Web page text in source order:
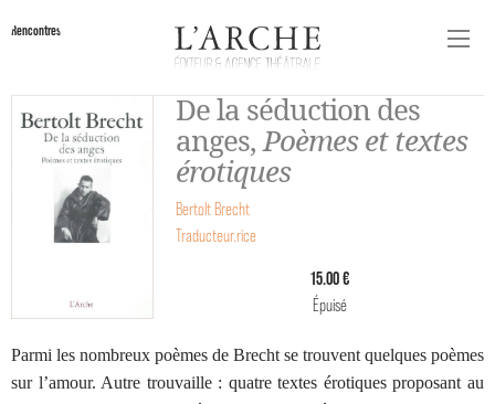
Rencontres
De la séduction des
anges,Poèmes et textes
érotiques
Bertolt Brecht
Traducteur.rice
15.00 €
Épuisé
Parmi les nombreux poèmes de Brecht se trouvent quelques poèmes
sur l’amour. Autre trouvaille : quatre textes érotiques proposant au